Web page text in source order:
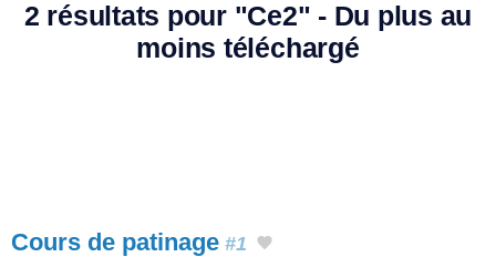
2 résultats pour "Ce2" - Du plus au
moins téléchargé
Cours de patinage #1